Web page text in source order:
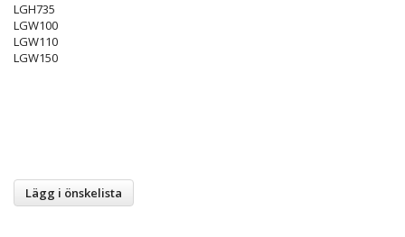
LGH735
LGW100
LGW110
LGW150
Lägg i önskelista